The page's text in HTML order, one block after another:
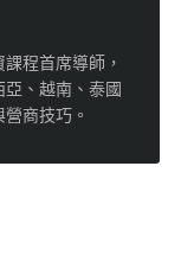
程首席導師，
、越南、泰國
商技巧。